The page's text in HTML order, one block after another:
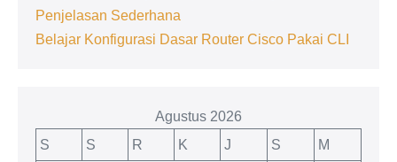
Penjelasan Sederhana
Belajar Konfigurasi Dasar Router Cisco Pakai CLI
Agustus 2026
S
S R K J S M